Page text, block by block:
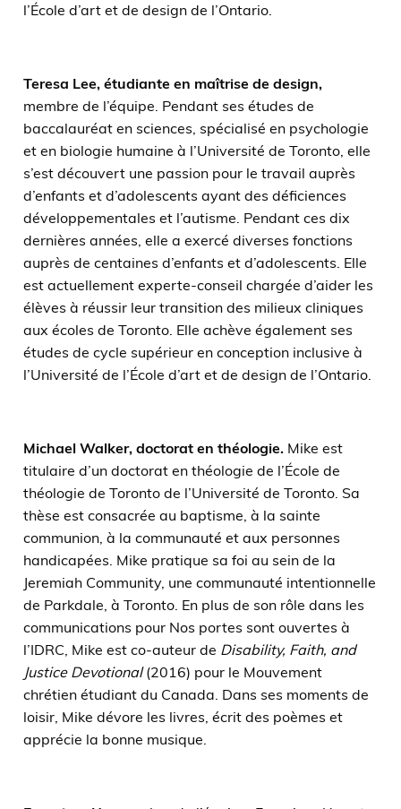
l’École d’art et de design de l’Ontario.
Teresa Lee, étudiante en maîtrise de design,
membre de l’équipe. Pendant ses études de
baccalauréat en sciences, spécialisé en psychologie
et en biologie humaine à l’Université de Toronto, elle
s’est découvert une passion pour le travail auprès
d’enfants et d’adolescents ayant des déficiences
développementales et l’autisme. Pendant ces dix
dernières années, elle a exercé diverses fonctions
auprès de centaines d’enfants et d’adolescents. Elle
est actuellement experte-conseil chargée d’aider les
élèves à réussir leur transition des milieux cliniques
aux écoles de Toronto. Elle achève également ses
études de cycle supérieur en conception inclusive à
l’Université de l’École d’art et de design de l’Ontario.
Michael Walker, doctorat en théologie.Mike est
titulaire d’un doctorat en théologie de l’École de
théologie de Toronto de l’Université de Toronto. Sa
thèse est consacrée au baptisme, à la sainte
communion, à la communauté et aux personnes
handicapées. Mike pratique sa foi au sein de la
Jeremiah Community, une communauté intentionnelle
de Parkdale, à Toronto. En plus de son rôle dans les
communications pour Nos portes sont ouvertes à
l’IDRC, Mike est co-auteur de Disability, Faith, and
Justice Devotional(2016) pour le Mouvement
chrétien étudiant du Canada. Dans ses moments de
loisir, Mike dévore les livres, écrit des poèmes et
apprécie la bonne musique.